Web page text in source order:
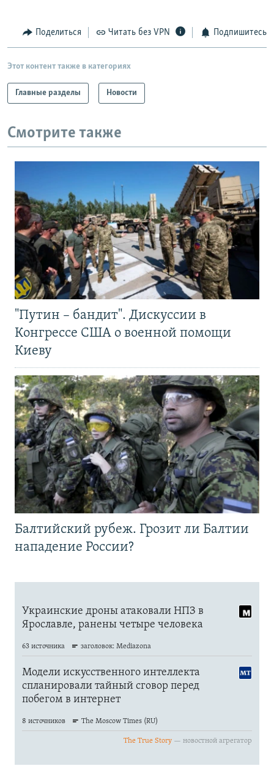
Поделиться Читать без VPN Подпишитесь
Этот контент также в категориях
Главные разделы Новости
Смотрите также
"Путин – бандит". Дискуссии в
Конгрессе США о военной помощи
Киеву
Балтийский рубеж. Грозит ли Балтии
нападение России?